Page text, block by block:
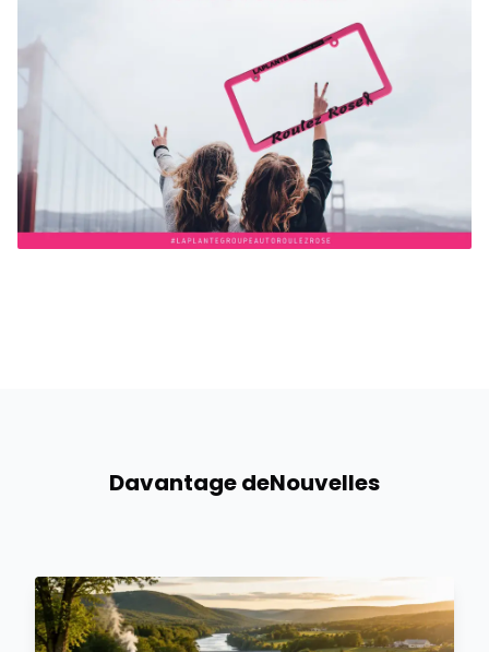
Davantage deNouvelles